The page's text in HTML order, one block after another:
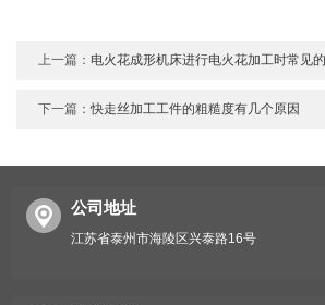
上一篇： 电火花成形机床进行电火花加工时常见
下一篇：快走丝加工工件的粗糙度有几个原因
公司地址
江苏省泰州市海陵区兴泰路16号